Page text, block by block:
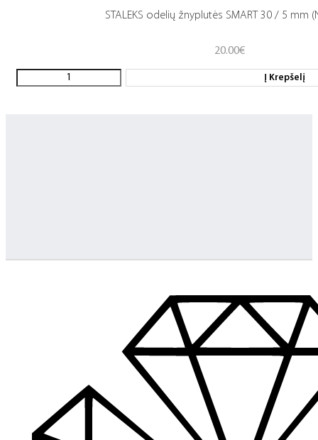
STALEKS odelių žnyplutės SMART 30 / 5 mm
20.00€
Į Krepšelį